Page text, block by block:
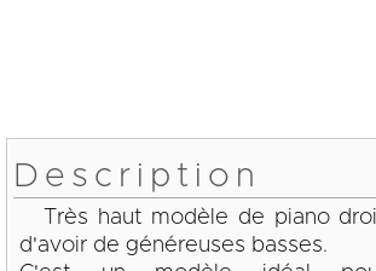
Description
Très haut modèle de piano
d'avoir de généreuses basses.